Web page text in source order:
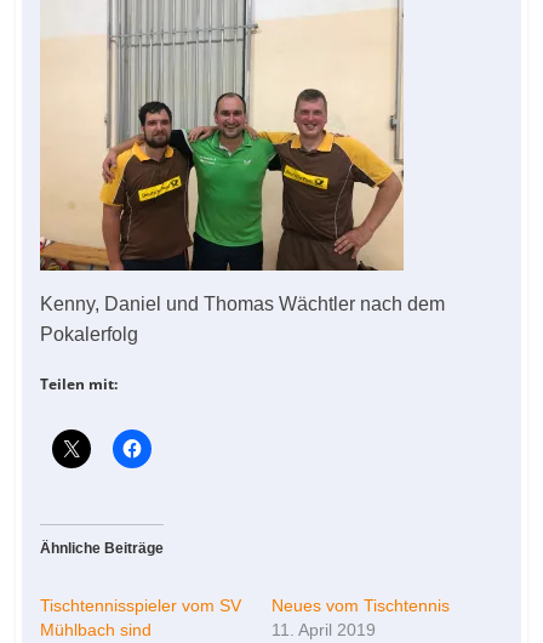
Kenny, Daniel und Thomas Wächtler nach dem
Pokalerfolg
Teilen mit:
Ähnliche Beiträge
Tischtennisspieler vom SV
Mühlbach sind
Neues vom Tischtennis
11. April 2019